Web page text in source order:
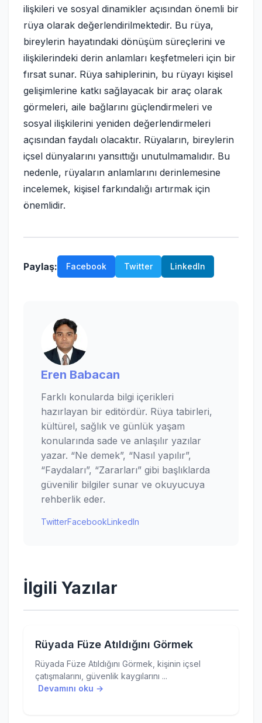
ilişkileri ve sosyal dinamikler açısından önemli bir
rüya olarak değerlendirilmektedir. Bu rüya,
bireylerin hayatındaki dönüşüm süreçlerini ve
ilişkilerindeki derin anlamları keşfetmeleri için bir
fırsat sunar. Rüya sahiplerinin, bu rüyayı kişisel
gelişimlerine katkı sağlayacak bir araç olarak
görmeleri, aile bağlarını güçlendirmeleri ve
sosyal ilişkilerini yeniden değerlendirmeleri
açısından faydalı olacaktır. Rüyaların, bireylerin
içsel dünyalarını yansıttığı unutulmamalıdır. Bu
nedenle, rüyaların anlamlarını derinlemesine
incelemek, kişisel farkındalığı artırmak için
önemlidir.
Paylaş: Facebook Twitter LinkedIn
Eren Babacan
Farklı konularda bilgi içerikleri
hazırlayan bir editördür. Rüya tabirleri,
kültürel, sağlık ve günlük yaşam
konularında sade ve anlaşılır yazılar
yazar. “Ne demek”, “Nasıl yapılır”,
“Faydaları”, “Zararları” gibi başlıklarda
güvenilir bilgiler sunar ve okuyucuya
rehberlik eder.
TwitterFacebookLinkedIn
İlgili Yazılar
Rüyada Füze Atıldığını Görmek
Rüyada Füze Atıldığını Görmek, kişinin içsel
çatışmalarını, güvenlik kaygılarını ...
Devamını oku →